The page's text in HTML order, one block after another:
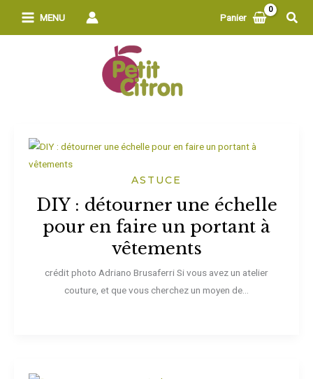
MENU Panier
ASTUCE
DIY : détourner une échelle
pour en faire un portant à
vêtements
crédit photo Adriano Brusaferri Si vous avez un atelier
couture, et que vous cherchez un moyen de...